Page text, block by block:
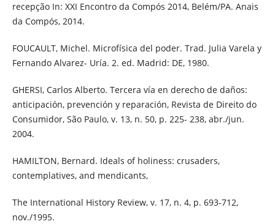
recepção In: XXI Encontro da Compós 2014, Belém/PA. Anais
da Compós, 2014.
FOUCAULT, Michel. Microfísica del poder. Trad. Julia Varela y
Fernando Alvarez- Uría. 2. ed. Madrid: DE, 1980.
GHERSI, Carlos Alberto. Tercera vía en derecho de daños:
anticipación, prevención y reparación, Revista de Direito do
Consumidor, São Paulo, v. 13, n. 50, p. 225- 238, abr./jun.
2004.
HAMILTON, Bernard. Ideals of holiness: crusaders,
contemplatives, and mendicants,
The International History Review, v. 17, n. 4, p. 693-712,
nov./1995.